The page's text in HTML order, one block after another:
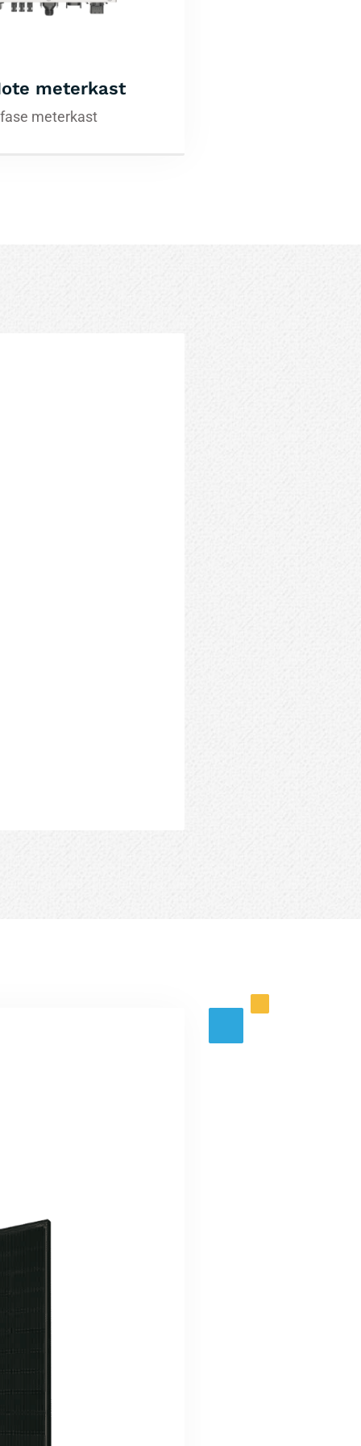
meterkast
meterkast